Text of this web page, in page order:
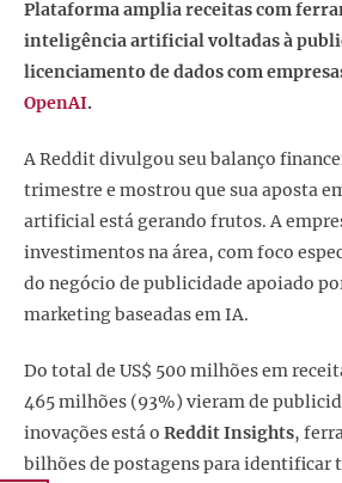
Plataforma amplia receitas com
inteligência artificial voltadas à
licenciamento de dados com
OpenAI.
A Reddit divulgou seu balanço
trimestre e mostrou que sua aposta
artificial está gerando frutos. A
investimentos na área, com foco
do negócio de publicidade apoiado
marketing baseadas em IA.
Do total de US$ 500 milhões em
465 milhões (93%) vieram de
inovações está o Reddit Insights,
bilhões de postagens para identificar